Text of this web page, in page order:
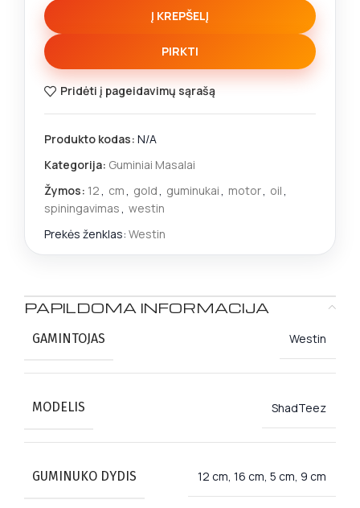
Į KREPŠELĮ
PIRKTI
Pridėti į pageidavimų sąrašą
Produkto kodas: N/A
Kategorija: Guminiai Masalai
Žymos: 12 cm gold guminukai motor oil
spiningavimas
westin
Prekės ženklas: Westin
PAPILDOMA INFORMACIJA
GAMINTOJAS Westin
MODELIS ShadTeez
GUMINUKO DYDIS 12 cm, 16 cm, 5 cm, 9 cm